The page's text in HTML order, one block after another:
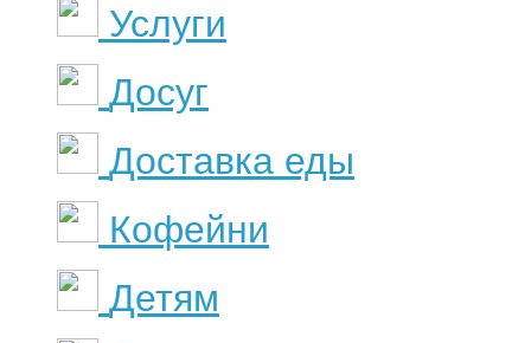
Услуги
Досуг
Доставка еды
Кофейни
Детям